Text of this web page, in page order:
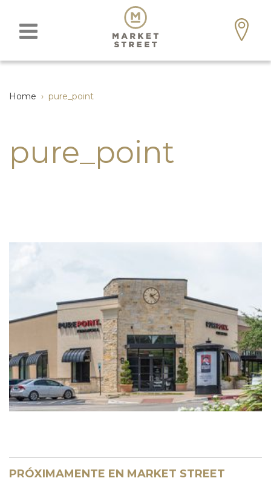
Home › pure_point
pure_point
PRÓXIMAMENTE EN MARKET STREET